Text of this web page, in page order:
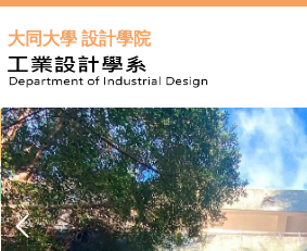
到
主
要
內
容
區
大同大學 設計學院